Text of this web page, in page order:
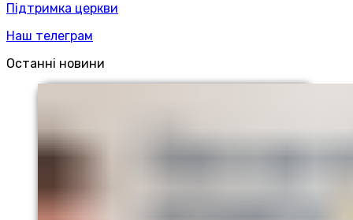
Підтримка церкви
Наш телеграм
Останні новини